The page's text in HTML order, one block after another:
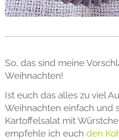
So, das sind meine
Weihnachten!
Ist euch das alles zu viel
Weihnachten einfach und
Kartoffelsalat mit
empfehle ich euch den